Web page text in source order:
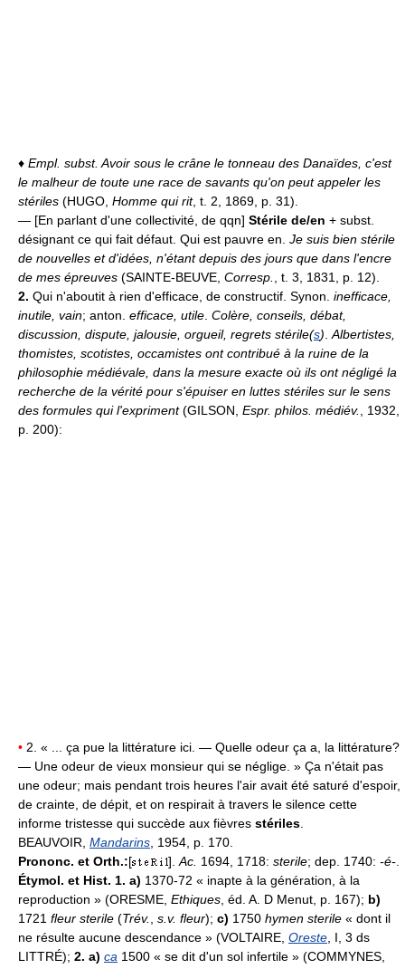
♦ Empl. subst. Avoir sous le crâne le tonneau des Danaïdes, c'est
le malheur de toute une race de savants qu'on peut appeler les
stériles (HUGO, Homme qui rit, t. 2, 1869, p. 31).
— [En parlant d'une collectivité, de qqn] Stérile de/en + subst.
désignant ce qui fait défaut. Qui est pauvre en. Je suis bien stérile
de nouvelles et d'idées, n'étant depuis des jours que dans l'encre
de mes épreuves (SAINTE-BEUVE, Corresp.
, t. 3, 1831, p. 12).
2. Qui n'aboutit à rien d'efficace, de constructif. Synon. inefficace,
inutile, vain; anton. efficace, utile Colère, conseils, débat,
discussion, dispute, jalousie, orgueil, regrets stérile(s) Albertistes,
thomistes, scotistes, occamistes ont contribué à la ruine de la
philosophie médiévale, dans la mesure exacte où ils ont négligé la
recherche de la vérité pour s'épuiser en luttes stériles sur le sens
des formules qui l'expriment(GILSON, Espr. philos. médiév.
, 1932,
p. 200):
• 2. « ... ça pue la littérature ici. — Quelle odeur ça a, la littérature?
— Une odeur de vieux monsieur qui se néglige. » Ça n'était pas
une odeur; mais pendant trois heures l'air avait été saturé d'espoir,
de crainte, de dépit, et on respirait à travers le silence cette
informe tristesse qui succède aux fièvres stériles
BEAUVOIR, Mandarins , 1954, p. 170.
Prononc. et Orth.:[ ]. Ac. 1694, 1718: sterile; dep. 1740: -é-
Étymol. et Hist. 1. a) 1370-72 « inapte à la génération, à la
reproduction » (ORESME, Ethiques , éd. A. D Menut, p. 167); b)
1721 fleur sterile (Trév. s.v. fleur); c) 1750 hymen sterile « dont il
ne résulte aucune descendance » (VOLTAIRE, Oreste , I, 3 ds
LITTRÉ); 2. a) ca 1500 « se dit d'un sol infertile » (COMMYNES,